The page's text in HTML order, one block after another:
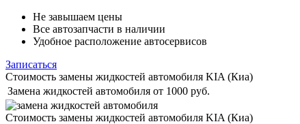
Не завышаем цены
Все автозапчасти в наличии
Удобное расположение автосервисов
Записаться
Стоимость замены жидкостей автомобиля KIA (Киа)
Замена жидкостей автомобиля от 1000 руб.
Стоимость замены жидкостей автомобиля KIA (Киа)